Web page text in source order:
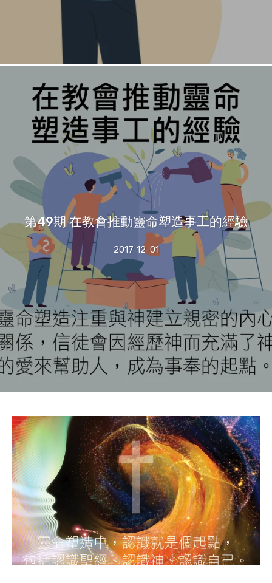
第49期 在教會推動靈命塑造事工的經驗
2017-12-01